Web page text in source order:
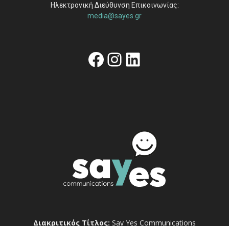
Ηλεκτρονική Διεύθυνση Επικοινωνίας:
media@sayes.gr
Facebook
Instagram
Linkedin
Διακριτικός Τίτλος: Say Yes Communications